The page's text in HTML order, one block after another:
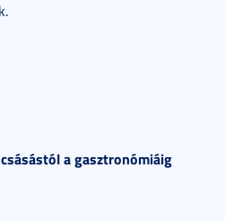
a gasztronómiáig